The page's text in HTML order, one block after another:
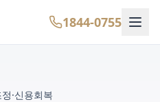
1844-0755
·신용회복